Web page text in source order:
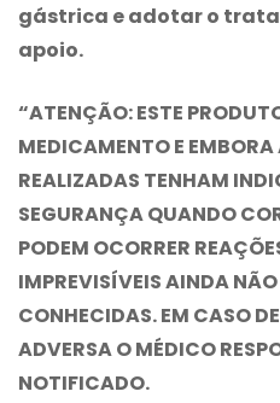
gástrica e adotar o
apoio.
“ATENÇÃO: ESTE
MEDICAMENTO E EMBORA
REALIZADAS TENHAM
SEGURANÇA QUANDO
PODEM OCORRER
IMPREVISÍVEIS AINDA
CONHECIDAS. EM CASO
ADVERSA O MÉDICO
NOTIFICADO.